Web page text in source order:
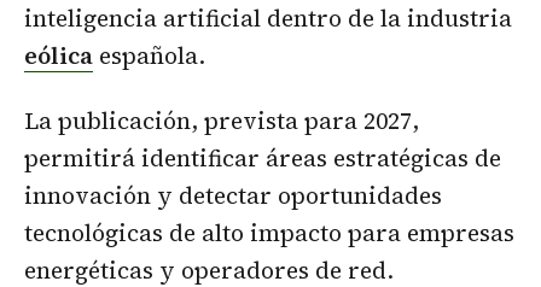
inteligencia artificial dentro de la industria
eólica española.
La publicación, prevista para 2027,
permitirá identificar áreas estratégicas de
innovación y detectar oportunidades
tecnológicas de alto impacto para empresas
energéticas y operadores de red.